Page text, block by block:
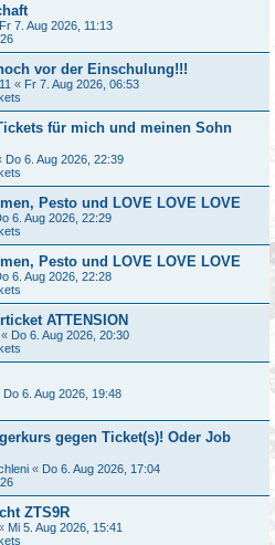
Fr 7. Aug 2026, 11:13
vor der Einschulung!!!
« Fr 7. Aug 2026, 06:53
für mich und meinen Sohn
Do 6. Aug 2026, 22:39
Pesto und LOVE LOVE LOVE
6. Aug 2026, 22:29
Pesto und LOVE LOVE LOVE
6. Aug 2026, 22:28
ATTENSION
« Do 6. Aug 2026, 20:30
Do 6. Aug 2026, 19:48
gegen Ticket(s)! Oder Job
« Do 6. Aug 2026, 17:04
ZTS9R
Mi 5. Aug 2026, 15:41